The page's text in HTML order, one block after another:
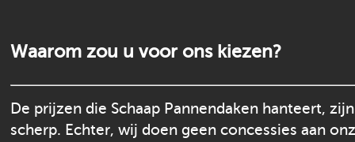
Waarom zou u voor ons kiezen?
De prijzen die Schaap Pannendaken hanteert,
scherp. Echter, wij doen geen concessies aan